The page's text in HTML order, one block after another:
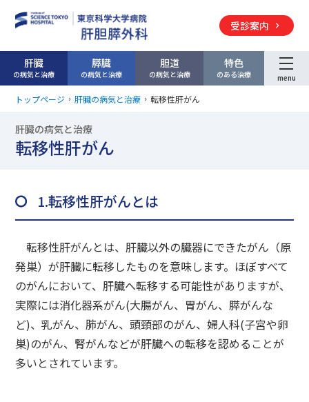
受診案内
肝臓
の病気と治療
膵臓
の病気と治療
胆道
の病気と治療
特色
のある治療 menu
トップページ 肝臓の病気と治療 転移性肝がん
肝臓の病気と治療
転移性肝がん
1.転移性肝がんとは
転移性肝がんとは、肝臓以外の臓器にできたがん（原
発巣）が肝臓に転移したものを意味します。ほぼすべて
のがんにおいて、肝臓へ転移する可能性がありますが、
実際には消化器系がん(大腸がん、胃がん、膵がんな
ど)、乳がん、肺がん、頭頸部のがん、婦人科(子宮や卵
巣)のがん、腎がんなどが肝臓への転移を認めることが
多いとされています。